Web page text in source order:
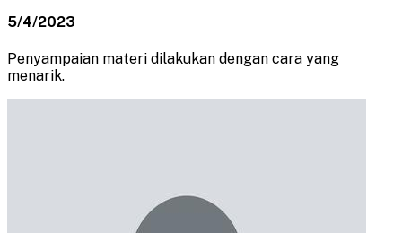
5/4/2023
Penyampaian materi dilakukan dengan cara yang
menarik.